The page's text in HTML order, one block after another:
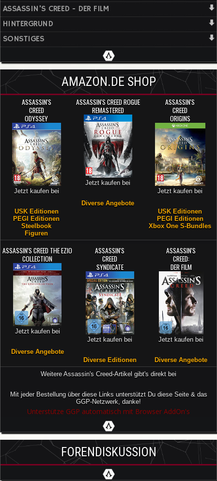
ASSASSIN'S CREED - DER FILM
HINTERGRUND
SONSTIGES
AMAZON.DE SHOP
ASSASSIN'S
CREED
ODYSSEY
Jetzt kaufen bei
USK Editionen
PEGI Editionen
Steelbook
Figuren
ASSASSIN'S CREED ROGUE
REMASTERED
Jetzt kaufen bei
Diverse Angebote
ASSASSIN'S
CREED
ORIGINS
Jetzt kaufen bei
USK Editionen
PEGI Editionen
Xbox One S-Bundles
ASSASSIN'S CREED THE EZIO
COLLECTION
Jetzt kaufen bei
Diverse Angebote
ASSASSIN'S
CREED
SYNDICATE
Jetzt kaufen bei
Diverse Editionen
ASSASSIN'S
CREED:
DER FILM
Jetzt kaufen bei
Diverse Angebote
Weitere Assassin's Creed-Artikel gibt's direkt bei
Mit jeder Bestellung über diese Links unterstützt Du diese Seite & das
GGP-Netzwerk, danke!
Unterstütze GGP automatisch mit Browser AddOn's
FORENDISKUSSION